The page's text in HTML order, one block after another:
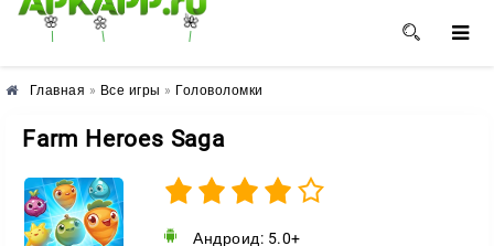
🌸 🌼 🌺
Главная » Все игры » Головоломки
Farm Heroes Saga
Андроид: 5.0+